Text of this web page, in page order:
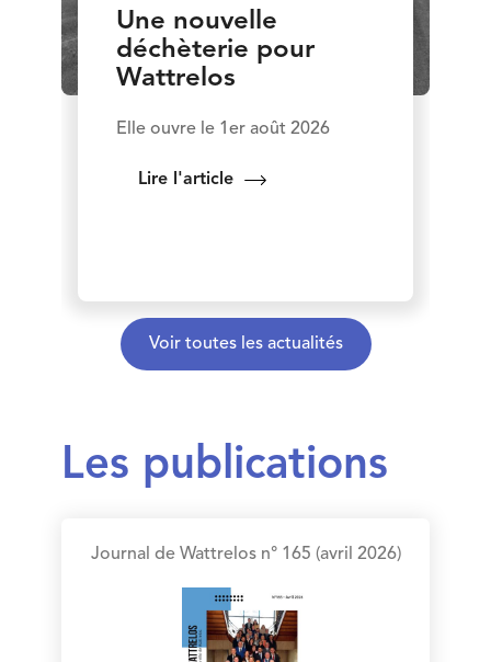
Une nouvelle
déchèterie pour
Wattrelos
Elle ouvre le 1er août 2026
Lire l'article
Voir toutes les actualités
Les publications
Journal de Wattrelos n° 165 (avril 2026)